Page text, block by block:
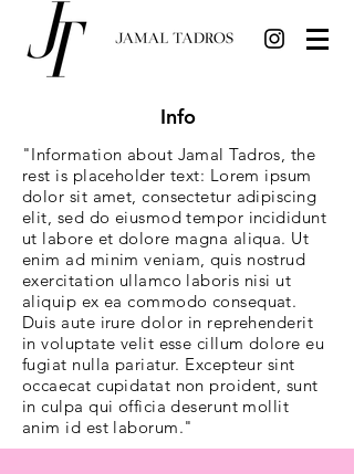
Info
"Information about Jamal Tadros, the
rest is placeholder text: Lorem ipsum
dolor sit amet, consectetur adipiscing
elit, sed do eiusmod tempor incididunt
ut labore et dolore magna aliqua. Ut
enim ad minim veniam, quis nostrud
exercitation ullamco laboris nisi ut
aliquip ex ea commodo consequat.
Duis aute irure dolor in reprehenderit
in voluptate velit esse cillum dolore eu
fugiat nulla pariatur. Excepteur sint
occaecat cupidatat non proident, sunt
in culpa qui officia deserunt mollit
anim id est laborum."